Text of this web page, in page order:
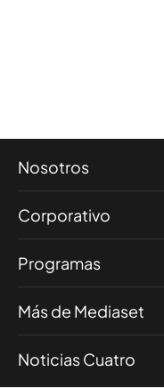
Nosotros
Corporativo
Programas
Más de Mediaset
Noticias Cuatro